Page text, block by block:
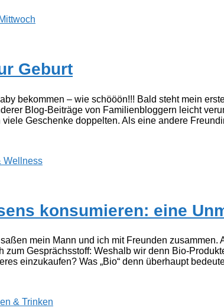
Geburt
bekommen – wie schööön!!! Bald steht mein
Blog-Beiträge von Familienbloggern leicht
Geschenke doppelten. Als eine andere
Wellness
konsumieren: eine
mein Mann und ich mit Freunden
zum Gesprächsstoff: Weshalb wir denn Bio-
einzukaufen? Was „Bio“ denn überhaupt
& Trinken